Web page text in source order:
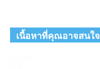
เนื้อหาที่คุณอาจสนใจ